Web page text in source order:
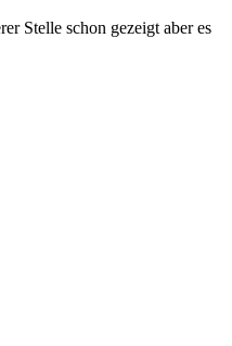
Stelle schon gezeigt aber es